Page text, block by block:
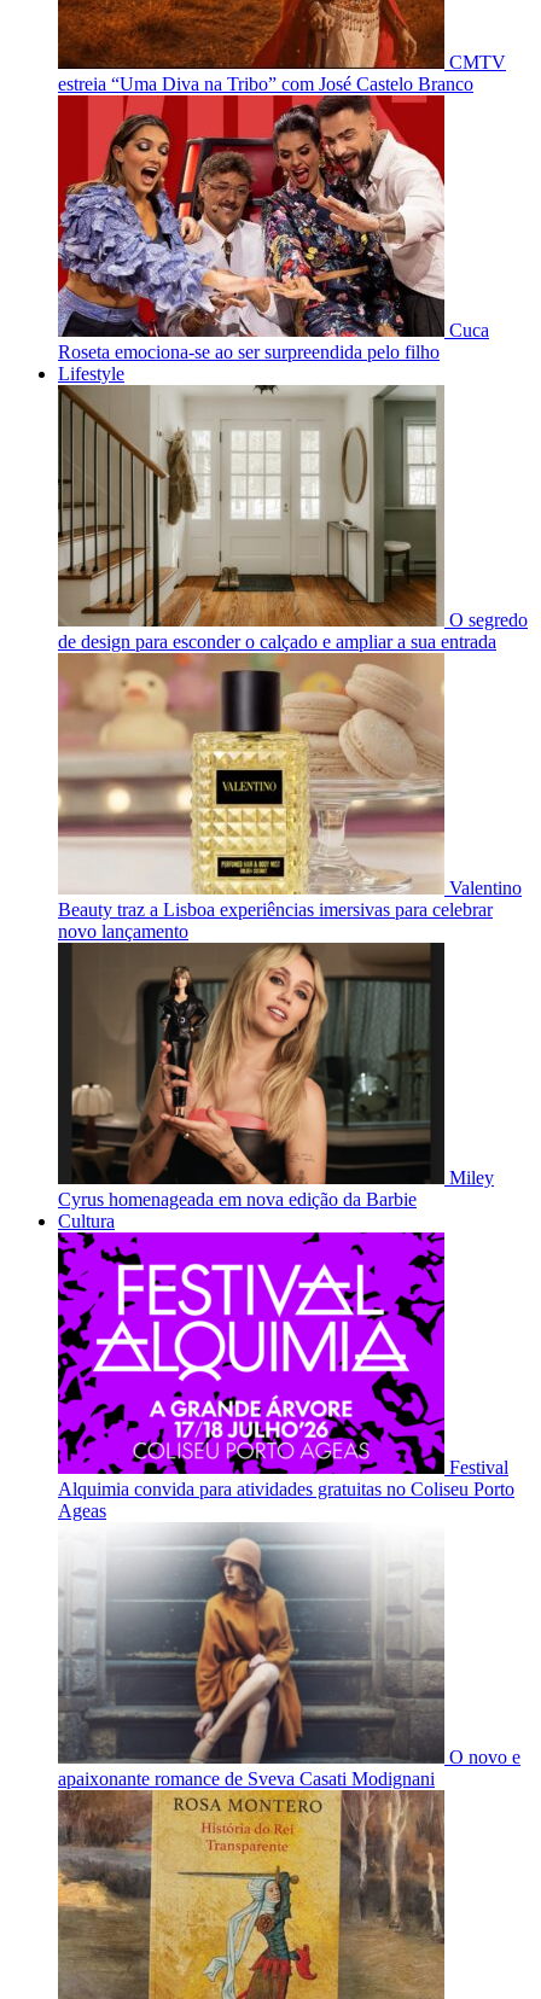
CMTV
estreia “Uma Diva na Tribo” com José Castelo Branco
Cuca
Roseta emociona-se ao ser surpreendida pelo filho
Lifestyle
O segredo
de design para esconder o calçado e ampliar a sua entrada
Valentino
Beauty traz a Lisboa experiências imersivas para celebrar
novo lançamento
Miley
Cyrus homenageada em nova edição da Barbie
Cultura
Festival
Alquimia convida para atividades gratuitas no Coliseu Porto
Ageas
O novo e
apaixonante romance de Sveva Casati Modignani